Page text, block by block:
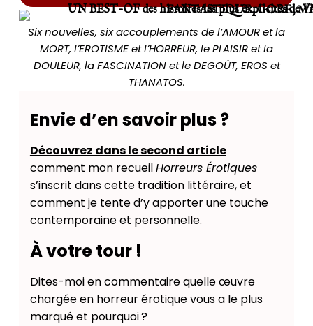
Six nouvelles, six accouplements de l’AMOUR et la
MORT, l’EROTISME et l’HORREUR, le PLAISIR et la
DOULEUR, la FASCINATION et le DEGOÛT, EROS et
THANATOS.
Envie d’en savoir plus ?
Découvrez dans le second article
comment mon recueilHorreurs Érotiques
s’inscrit dans cette tradition littéraire, et
comment je tente d’y apporter une touche
contemporaine et personnelle.
À votre tour !
Dites-moi en commentaire quelle œuvre
chargée en horreur érotique vous a le plus
marqué et pourquoi ?